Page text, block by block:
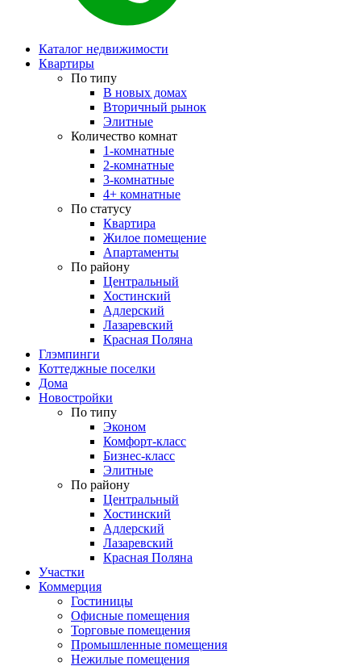
Каталог недвижимости
Квартиры
По типу
В новых домах
Вторичный рынок
Элитные
Количество комнат
1-комнатные
2-комнатные
3-комнатные
4+ комнатные
По статусу
Квартира
Жилое помещение
Апартаменты
По району
Центральный
Хостинский
Адлерский
Лазаревский
Красная Поляна
Глэмпинги
Коттеджные поселки
Дома
Новостройки
По типу
Эконом
Комфорт-класс
Бизнес-класс
Элитные
По району
Центральный
Хостинский
Адлерский
Лазаревский
Красная Поляна
Участки
Коммерция
Гостиницы
Офисные помещения
Торговые помещения
Промышленные помещения
Нежилые помещения